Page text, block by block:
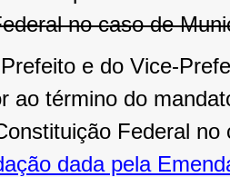
no caso de
e do Vice-
ao término do
Federal
dada pela